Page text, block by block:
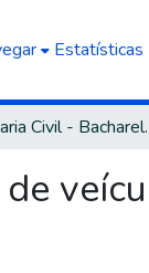
Estatísticas